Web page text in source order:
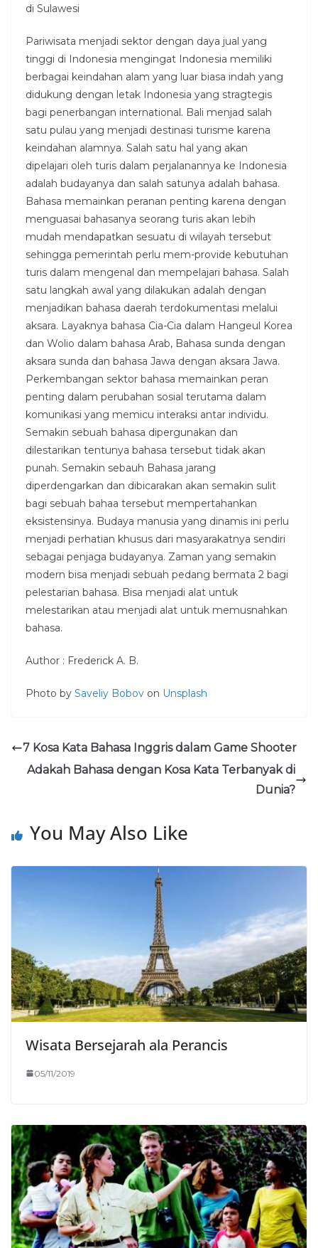
di Sulawesi
Pariwisata menjadi sektor dengan daya jual yang
tinggi di Indonesia mengingat Indonesia memiliki
berbagai keindahan alam yang luar biasa indah yang
didukung dengan letak Indonesia yang stragtegis
bagi penerbangan international. Bali menjad salah
satu pulau yang menjadi destinasi turisme karena
keindahan alamnya. Salah satu hal yang akan
dipelajari oleh turis dalam perjalanannya ke Indonesia
adalah budayanya dan salah satunya adalah bahasa.
Bahasa memainkan peranan penting karena dengan
menguasai bahasanya seorang turis akan lebih
mudah mendapatkan sesuatu di wilayah tersebut
sehingga pemerintah perlu mem-provide kebutuhan
turis dalam mengenal dan mempelajari bahasa. Salah
satu langkah awal yang dilakukan adalah dengan
menjadikan bahasa daerah terdokumentasi melalui
aksara. Layaknya bahasa Cia-Cia dalam Hangeul Korea
dan Wolio dalam bahasa Arab, Bahasa sunda dengan
aksara sunda dan bahasa Jawa dengan aksara Jawa.
Perkembangan sektor bahasa memainkan peran
penting dalam perubahan sosial terutama dalam
komunikasi yang memicu interaksi antar individu.
Semakin sebuah bahasa dipergunakan dan
dilestarikan tentunya bahasa tersebut tidak akan
punah. Semakin sebauh Bahasa jarang
diperdengarkan dan dibicarakan akan semakin sulit
bagi sebuah bahaa tersebut mempertahankan
eksistensinya. Budaya manusia yang dinamis ini perlu
menjadi perhatian khusus dari masyarakatnya sendiri
sebagai penjaga budayanya. Zaman yang semakin
modern bisa menjadi sebuah pedang bermata 2 bagi
pelestarian bahasa. Bisa menjadi alat untuk
melestarikan atau menjadi alat untuk memusnahkan
bahasa.
Author : Frederick A. B.
Photo by Saveliy Bobov on Unsplash
7 Kosa Kata Bahasa Inggris dalam Game Shooter
Adakah Bahasa dengan Kosa Kata Terbanyak di
Dunia?
You May Also Like
Wisata Bersejarah ala Perancis
05/11/2019